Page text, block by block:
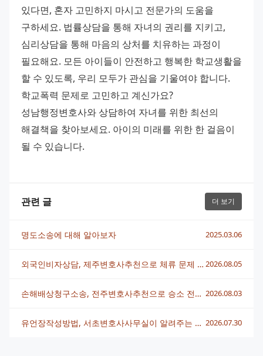
있다면, 혼자 고민하지 마시고 전문가의 도움을
구하세요. 법률상담을 통해 자녀의 권리를 지키고,
심리상담을 통해 마음의 상처를 치유하는 과정이
필요해요. 모든 아이들이 안전하고 행복한 학교생활을
할 수 있도록, 우리 모두가 관심을 기울여야 합니다.
학교폭력 문제로 고민하고 계신가요?
성남행정변호사와 상담하여 자녀를 위한 최선의
해결책을 찾아보세요. 아이의 미래를 위한 한 걸음이
될 수 있습니다.
관련 글 더 보기
명도소송에 대해 알아보자 2025.03.06
외국인비자상담, 제주변호사추천으로 체류 문제 빠르게 해결하는 법 2026.08.05
손해배상청구소송, 전주변호사추천으로 승소 전략 세우는 법 2026.08.03
유언장작성방법, 서초변호사사무실이 알려주는 핵심 정리 2026.07.30